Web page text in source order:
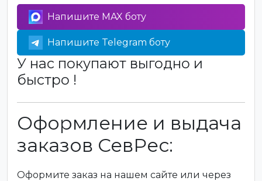
Напишите MAX боту
Напишите Telegram боту
У нас покупают выгодно и
быстро !
Оформление и выдача
заказов СевРес:
Оформите заказ на нашем сайте или через